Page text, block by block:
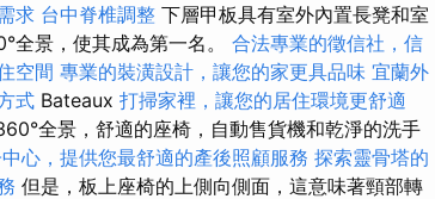
求 台中脊椎調整 下層甲板具有室外內置長凳和室
全景，使其成為第一名。 合法專業的徵信社，信
空間 專業的裝潢設計，讓您的家更具品味 宜蘭外
式 Bateaux 打掃家裡，讓您的居住環境更舒適
全景，舒適的座椅，自動售貨機和乾淨的洗手
心，提供您最舒適的產後照顧服務 探索靈骨塔的
但是，板上座椅的上側向側面，這意味著頸部轉